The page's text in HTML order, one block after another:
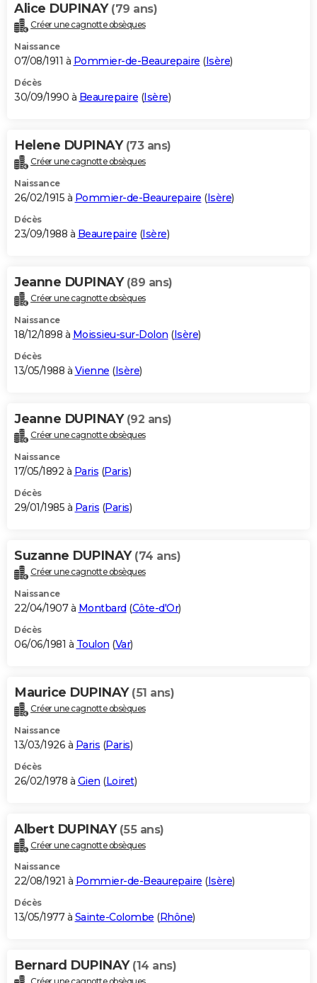
Alice DUPINAY (79 ans)
Créer une cagnotte obsèques
Naissance
07/08/1911 à Pommier-de-Beaurepaire (Isère)
Décès
30/09/1990 à Beaurepaire (Isère)
Helene DUPINAY (73 ans)
Créer une cagnotte obsèques
Naissance
26/02/1915 à Pommier-de-Beaurepaire (Isère)
Décès
23/09/1988 à Beaurepaire (Isère)
Jeanne DUPINAY (89 ans)
Créer une cagnotte obsèques
Naissance
18/12/1898 à Moissieu-sur-Dolon (Isère)
Décès
13/05/1988 à Vienne (Isère)
Jeanne DUPINAY (92 ans)
Créer une cagnotte obsèques
Naissance
17/05/1892 à Paris (Paris)
Décès
29/01/1985 à Paris (Paris)
Suzanne DUPINAY (74 ans)
Créer une cagnotte obsèques
Naissance
22/04/1907 à Montbard (Côte-d'Or)
Décès
06/06/1981 à Toulon (Var)
Maurice DUPINAY (51 ans)
Créer une cagnotte obsèques
Naissance
13/03/1926 à Paris (Paris)
Décès
26/02/1978 à Gien (Loiret)
Albert DUPINAY (55 ans)
Créer une cagnotte obsèques
Naissance
22/08/1921 à Pommier-de-Beaurepaire (Isère)
Décès
13/05/1977 à Sainte-Colombe (Rhône)
Bernard DUPINAY (14 ans)